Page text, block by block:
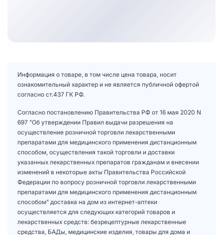
Информация о товаре, в том числе цена товара, носит
ознакомительный характер и не является публичной офертой
согласно ст.437 ГК РФ.
Согласно постановлению Правительства РФ от 16 мая 2020 N
697 "Об утверждении Правил выдачи разрешения на
осуществление розничной торговли лекарственными
препаратами для медицинского применения дистанционным
способом, осуществления такой торговли и доставки
указанных лекарственных препаратов гражданам и внесении
изменений в некоторые акты Правительства Российской
Федерации по вопросу розничной торговли лекарственными
препаратами для медицинского применения дистанционным
способом" доставка на дом из интернет-аптеки
осуществляется для следующих категорий товаров и
лекарственных средств: безрецептурные лекарственные
средства, БАДы, медицинские изделия, товары для дома и